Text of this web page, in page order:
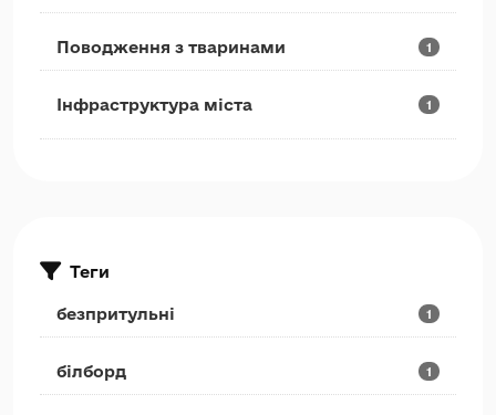
Поводження з тваринами 1
Інфраструктура міста 1
Теги
безпритульні 1
білборд 1